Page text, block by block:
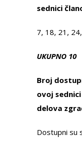
sednici
7, 18, 21,
UKUPNO 10
Broj
ovoj
delova
Dostupni su